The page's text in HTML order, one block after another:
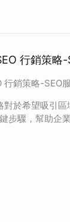
行銷策略-
行銷策略-SEO
對於希望吸引
步驟，幫助企